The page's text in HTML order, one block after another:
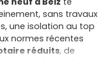
sans travaux
une isolation au top
normes récentes
réduits, de
biennale,
du